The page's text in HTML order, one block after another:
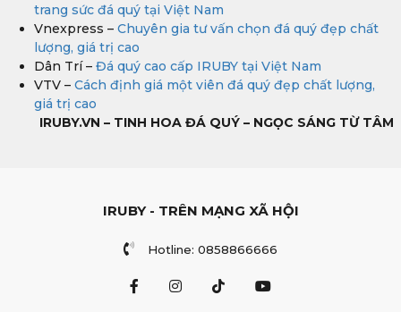
trang sức đá quý tại Việt Nam
Vnexpress – Chuyên gia tư vấn chọn đá quý đẹp chất
lượng, giá trị cao
Dân Trí – Đá quý cao cấp IRUBY tại Việt Nam
VTV – Cách định giá một viên đá quý đẹp chất lượng,
giá trị cao
IRUBY.VN – TINH HOA ĐÁ QUÝ – NGỌC SÁNG TỪ TÂM
IRUBY - TRÊN MẠNG XÃ HỘI
Hotline: 0858866666